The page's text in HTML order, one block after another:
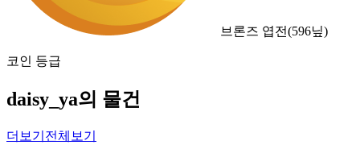
브론즈 엽전(596닢)
코인 등급
daisy_ya의 물건
더보기 전체보기